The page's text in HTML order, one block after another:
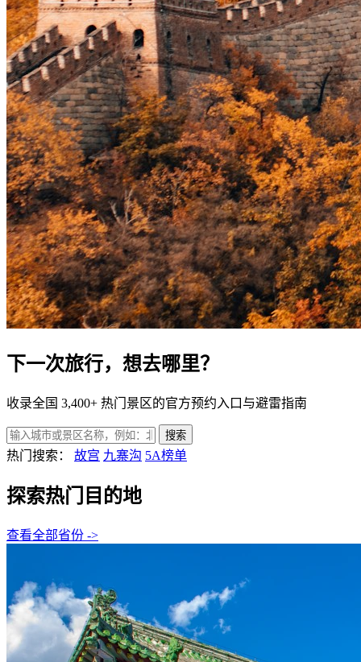
下一次旅行， 想去哪里？
收录全国 3,400+ 热门景区的官方预约入口与避雷指南
搜索
热门搜索： 故宫 九寨沟 5A榜单
探索热门目的地
查看全部省份 ->